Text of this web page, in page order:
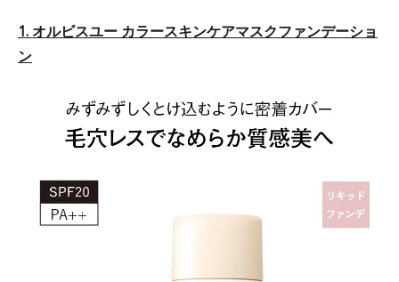
1. オルビスユー カラースキンケアマスクファンデーショ
ン